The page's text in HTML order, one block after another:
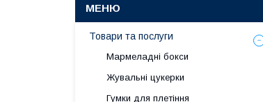
Товари та послуги
Мармеладні бокси
Жувальні цукерки
Гумки для плетіння